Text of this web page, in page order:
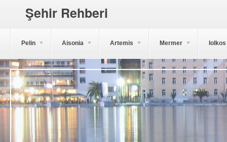
Şehir Rehberi
Pelin Aisonia Artemis Mermer Iolkos